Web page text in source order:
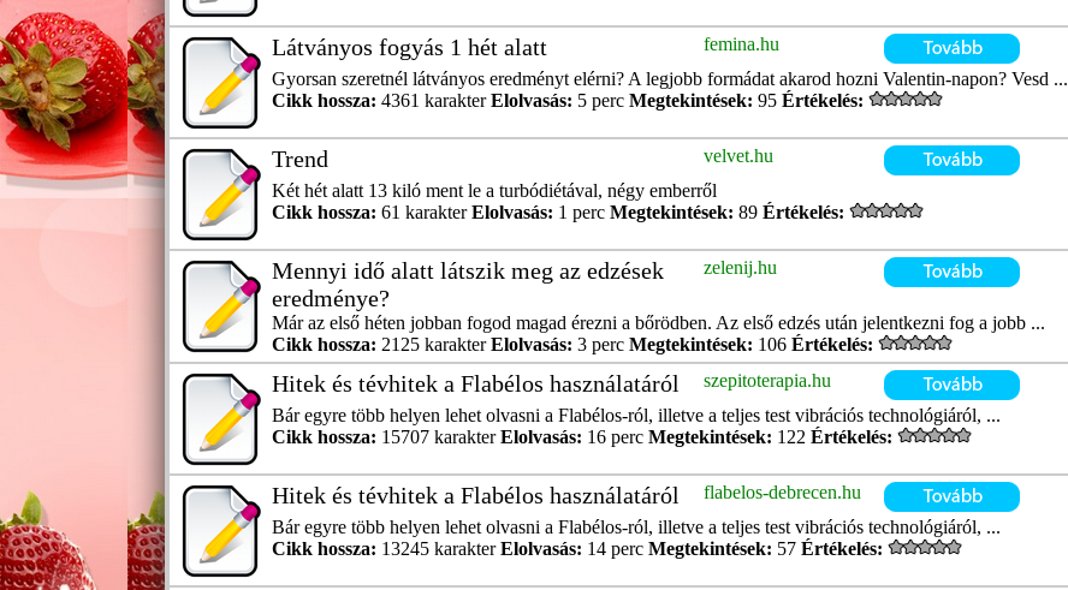
Látványos fogyás 1 hét alatt
femina.hu
Gyorsan szeretnél látványos eredményt elérni? A legjobb formádat akarod hozni Valentin-napon? Vesd ...
Cikk hossza: 4361 karakterElolvasás: 5 perc Megtekintések: 95 Értékelés:
Trend
velvet.hu
Két hét alatt 13 kiló ment le a turbódiétával, négy emberről
Cikk hossza: 61 karakterElolvasás: 1 perc Megtekintések: 89 Értékelés:
Mennyi idő alatt látszik meg az edzések
eredménye?
zelenij.hu
Már az első héten jobban fogod magad érezni a bőrödben. Az első edzés után jelentkezni fog a jobb ...
Cikk hossza: 2125 karakterElolvasás: 3 perc Megtekintések: 106 Értékelés:
Hitek és tévhitek a Flabélos használatáról
szepitoterapia.hu
Bár egyre több helyen lehet olvasni a Flabélos-ról, illetve a teljes test vibrációs technológiáról, ...
Cikk hossza: 15707 karakterElolvasás: 16 perc Megtekintések: 122 Értékelés:
Hitek és tévhitek a Flabélos használatáról
flabelos-debrecen.hu
Bár egyre több helyen lehet olvasni a Flabélos-ról, illetve a teljes test vibrációs technológiáról, ...
Cikk hossza: 13245 karakterElolvasás: 14 perc Megtekintések: 57 Értékelés: